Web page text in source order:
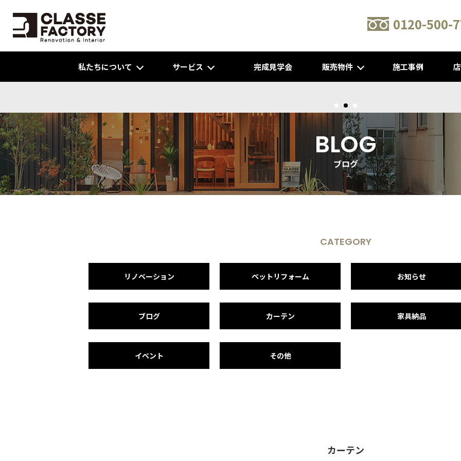
0120-500-
私たちについて サービス 完成見学会 販売物件 施工事例
BLOG
ブログ
CATEGORY
リノベーション ペットリフォーム お知らせ
ブログ カーテン 家具納品
イベント その他
カーテン